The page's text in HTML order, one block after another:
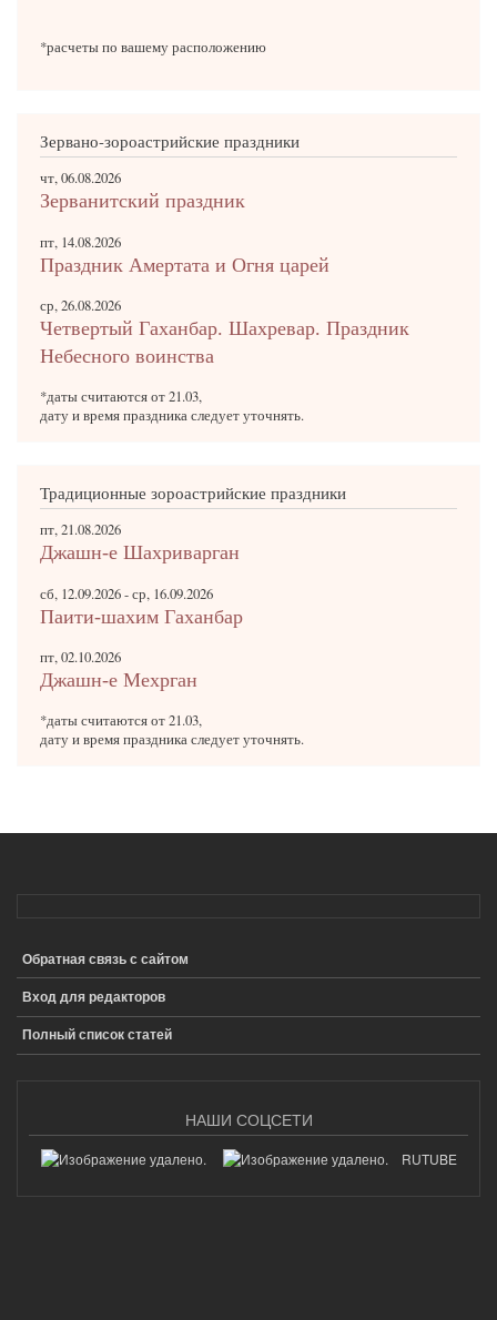
*расчеты по вашему расположению
Зервано-зороастрийские праздники
чт, 06.08.2026
Зерванитский праздник
пт, 14.08.2026
Праздник Амертата и Огня царей
ср, 26.08.2026
Четвертый Гаханбар. Шахревар. Праздник
Небесного воинства
*даты считаются от 21.03,
дату и время праздника следует уточнять.
Традиционные зороастрийские праздники
пт, 21.08.2026
Джашн-е Шахриварган
сб, 12.09.2026-ср, 16.09.2026
Паити-шахим Гаханбар
пт, 02.10.2026
Джашн-е Мехрган
*даты считаются от 21.03,
дату и время праздника следует уточнять.
ПОДВАЛ
Обратная связь с сайтом
Вход для редакторов
Полный список статей
НАШИ СОЦСЕТИ
RUTUBE